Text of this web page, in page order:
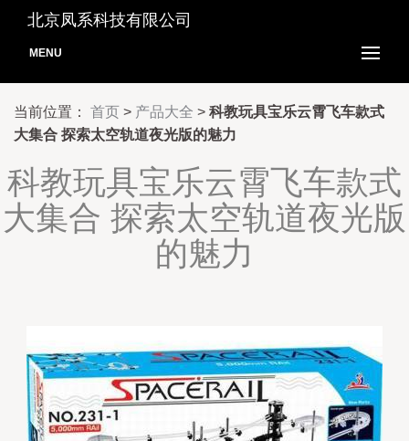
北京凤系科技有限公司
MENU
当前位置： 首页 > 产品大全 > 科教玩具宝乐云霄飞车款式
大集合 探索太空轨道夜光版的魅力
科教玩具宝乐云霄飞车款式
大集合 探索太空轨道夜光版
的魅力